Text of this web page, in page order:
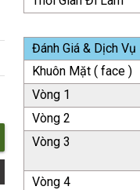
Đánh Giá & Dịch Vụ
Khuôn Mặt ( face )
Vòng 1
Vòng 2
Vòng 3
Vòng 4